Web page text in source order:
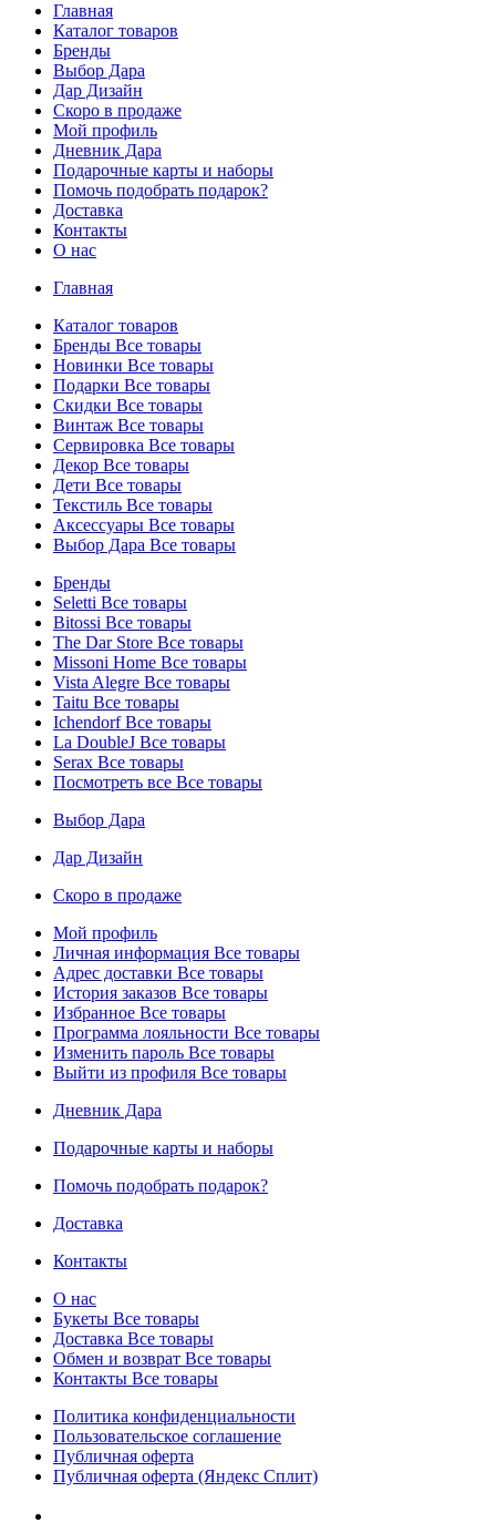
Главная
Каталог товаров
Бренды
Выбор Дара
Дар Дизайн
Скоро в продаже
Мой профиль
Дневник Дара
Подарочные карты и наборы
Помочь подобрать подарок?
Доставка
Контакты
О нас
Главная
Каталог товаров
Бренды Все товары
Новинки Все товары
Подарки Все товары
Скидки Все товары
Винтаж Все товары
Сервировка Все товары
Декор Все товары
Дети Все товары
Текстиль Все товары
Аксессуары Все товары
Выбор Дара Все товары
Бренды
Seletti Все товары
Bitossi Все товары
The Dar Store Все товары
Missoni Home Все товары
Vista Alegre Все товары
Taitu Все товары
IchendorfВсе товары
La DoubleJ Все товары
Serax Все товары
Посмотреть все Все товары
Выбор Дара
Дар Дизайн
Скоро в продаже
Мой профиль
Личная информация Все товары
Адрес доставки Все товары
История заказов Все товары
Избранное Все товары
Программа лояльности Все товары
Изменить пароль Все товары
Выйти из профиля Все товары
Дневник Дара
Подарочные карты и наборы
Помочь подобрать подарок?
Доставка
Контакты
О нас
Букеты Все товары
Доставка Все товары
Обмен и возврат Все товары
Контакты Все товары
Политика конфиденциальности
Пользовательское соглашение
Публичная оферта
Публичная оферта (Яндекс Сплит)